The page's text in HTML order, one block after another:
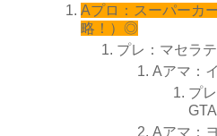
Aプロ：スーパーカ
略！）◎
プレ：マセラ
Aアマ：
プ
Aアマ：